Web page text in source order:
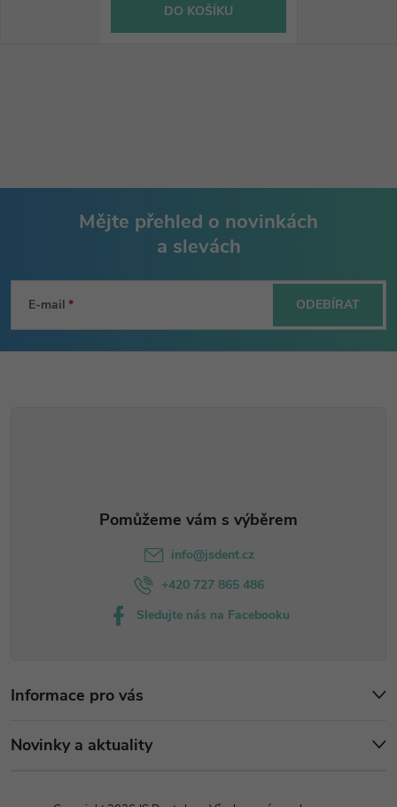
DO KOŠÍKU
p
Mějte přehled o novinkách
a slevách
E-mail ODEBÍRAT
Informace pro vás
Novinky a aktuality
info@jsdent.cz
+420 727 865 486
Sledujte nás na Facebooku